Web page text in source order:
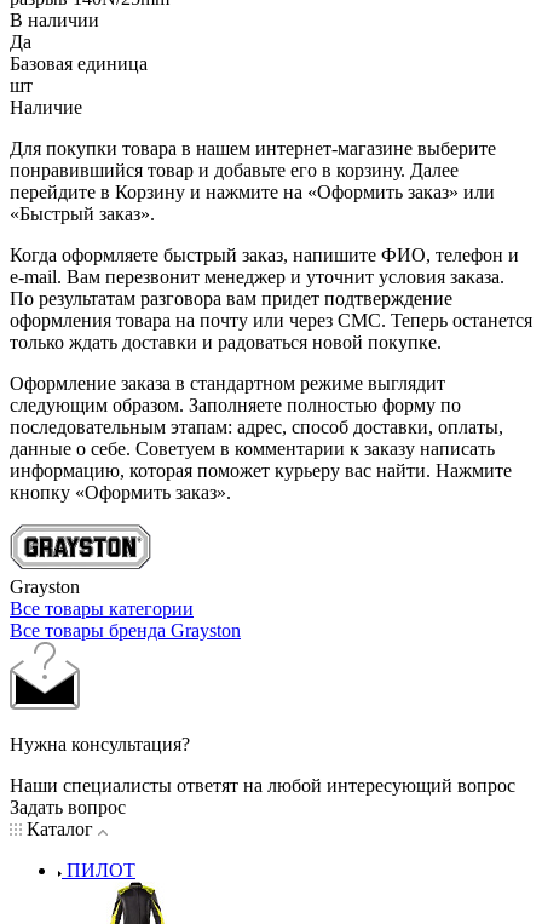
В наличии
Да
Базовая единица
шт
Наличие
Для покупки товара в нашем интернет-магазине выберите
понравившийся товар и добавьте его в корзину. Далее
перейдите в Корзину и нажмите на «Оформить заказ» или
«Быстрый заказ».
Когда оформляете быстрый заказ, напишите ФИО, телефон и
e-mail. Вам перезвонит менеджер и уточнит условия заказа.
По результатам разговора вам придет подтверждение
оформления товара на почту или через СМС. Теперь останется
только ждать доставки и радоваться новой покупке.
Оформление заказа в стандартном режиме выглядит
следующим образом. Заполняете полностью форму по
последовательным этапам: адрес, способ доставки, оплаты,
данные о себе. Советуем в комментарии к заказу написать
информацию, которая поможет курьеру вас найти. Нажмите
кнопку «Оформить заказ».
Grayston
Все товары категории
Все товары бренда Grayston
Нужна консультация?
Наши специалисты ответят на любой интересующий вопрос
Задать вопрос
Каталог
ПИЛОТ